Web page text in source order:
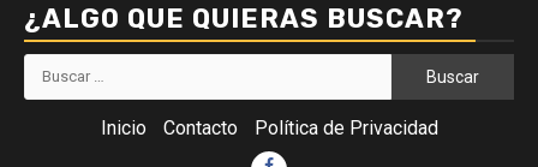
¿ALGO QUE QUIERAS BUSCAR?
Buscar:
Inicio Contacto Política de Privacidad